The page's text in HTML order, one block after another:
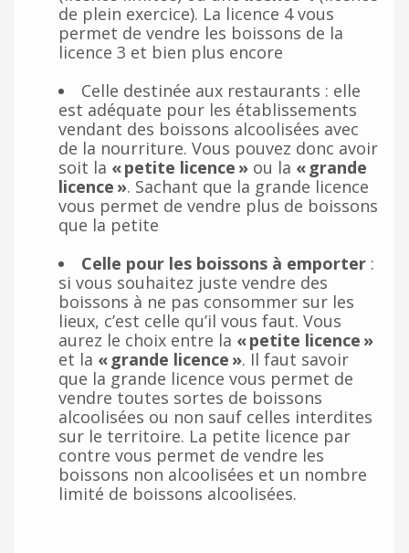
de plein exercice). La licence 4 vous
permet de vendre les boissons de la
licence 3 et bien plus encore
Celle destinée aux restaurants : elle
est adéquate pour les établissements
vendant des boissons alcoolisées avec
de la nourriture. Vous pouvez donc avoir
soit la « petite licence » ou la « grande
licence ». Sachant que la grande licence
vous permet de vendre plus de boissons
que la petite
Celle pour les boissons à emporter :
si vous souhaitez juste vendre des
boissons à ne pas consommer sur les
lieux, c’est celle qu’il vous faut. Vous
aurez le choix entre la « petite licence »
et la « grande licence ». Il faut savoir
que la grande licence vous permet de
vendre toutes sortes de boissons
alcoolisées ou non sauf celles interdites
sur le territoire. La petite licence par
contre vous permet de vendre les
boissons non alcoolisées et un nombre
limité de boissons alcoolisées.